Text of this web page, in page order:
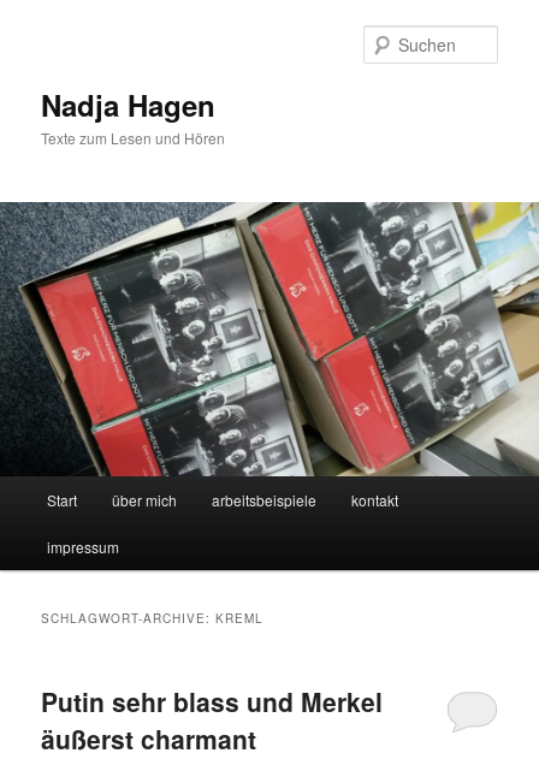
Nadja Hagen
Texte zum Lesen und Hören
Start über mich arbeitsbeispiele kontakt
impressum
SCHLAGWORT-ARCHIVE:KREML
Putin sehr blass und Merkel
äußerst charmant